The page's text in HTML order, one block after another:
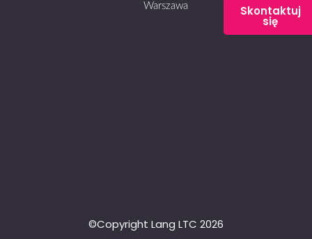
Warszawa
Skontaktuj
się
©Copyright Lang LTC 2026